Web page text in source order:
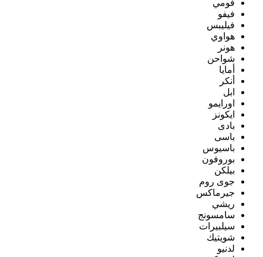
فومي
فيفو
فيليبس
هواوي
هونر
شواحن
أمايا
أنكر
ابل
اورايمو
ايكونز
بادى
باسى
باسيوس
بوروفون
بيلكن
جوى روم
جيرماكس
ريشي
سامسونج
سيلبيرات
شويتيك
لدنيو